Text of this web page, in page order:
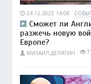
24.12.2025 14:08
Сможет ли
разжечь новую
Европе?
МИХАИЛ ДЕЛЯГИН